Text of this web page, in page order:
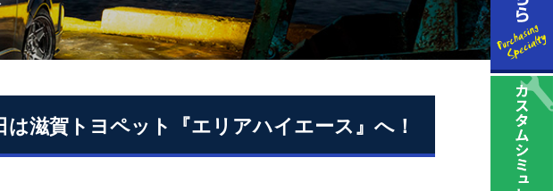
賀トヨペット『エリアハイエース』へ！